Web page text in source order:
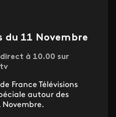
du 11 Novembre
à 10.00 sur
France Télévisions
autour des
Novembre.